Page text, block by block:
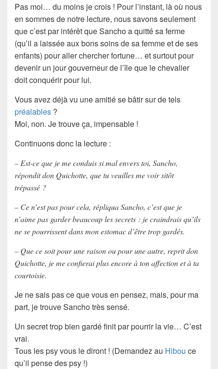
Pas moi… du moins je crois ! Pour l’instant, là où nous
en sommes de notre lecture, nous savons seulement
que c’estpar intérêtqueSanchoa quitté sa ferme
(qu’il a laissée aux bons soins de sa femme et de ses
enfants) pour aller chercherfortune… et surtout pour
devenir un jourgouverneurde l’île que le chevalier
doit conquérir pour lui.
Vous avez déjà vu une amitié se bâtir sur de tels
préalables ?
Moi, non. Je trouve ça, impensable !
Continuons donc la lecture :
– Est-ce que je me conduis si mal envers toi, Sancho,
répondit don Quichotte, que tu veuilles me voir sitôt
trépassé ?
– Ce n’est pas pour cela, répliqua Sancho, c’est que je
n’aime pas garder beaucoup les secrets : je craindrais qu’ils
ne se pourrissent dans mon estomac d’être trop gardés.
– Que ce soit pour une raison ou pour une autre, reprit don
Quichotte, je me confierai plus encore à ton affection et à ta
courtoisie.
Je ne sais pas ce que vous en pensez, mais, pour ma
part, je trouveSanchotrèssensé.
Un secret trop bien gardé finit par pourrir la vie… C’est
vrai.
Tous lespsyvous le diront ! (Demandez au Hibou ce
qu’il pense des psy !)